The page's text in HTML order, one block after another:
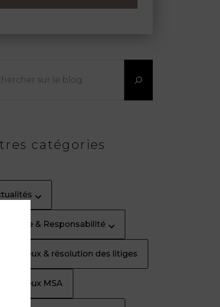
catégories
& Responsabilité
& résolution des litiges
MSA